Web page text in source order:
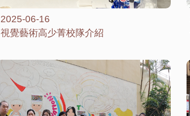
2025-06-16
視覺藝術高少菁校隊介紹